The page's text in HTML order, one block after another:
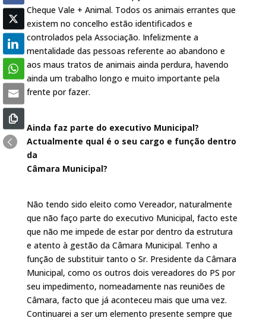
Cheque Vale + Animal. Todos os animais errantes que
existem no concelho estão identificados e
controlados pela Associação. Infelizmente a
mentalidade das pessoas referente ao abandono e
aos maus tratos de animais ainda perdura, havendo
ainda um trabalho longo e muito importante pela
frente por fazer.
Ainda faz parte do executivo Municipal?
Actualmente qual é o seu cargo e função dentro
da
Câmara Municipal?
Não tendo sido eleito como Vereador, naturalmente
que não faço parte do executivo Municipal, facto este
que não me impede de estar por dentro da estrutura
e atento à gestão da Câmara Municipal. Tenho a
função de substituir tanto o Sr. Presidente da Câmara
Municipal, como os outros dois vereadores do PS por
seu impedimento, nomeadamente nas reuniões de
Câmara, facto que já aconteceu mais que uma vez.
Continuarei a ser um elemento presente sempre que